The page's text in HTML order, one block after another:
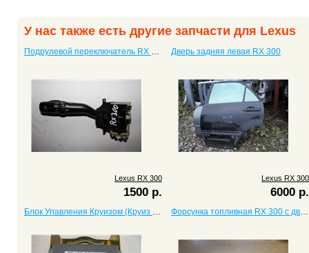
У нас также есть другие запчасти для Lexus
Подрулевой переключатель RX 300
Lexus RX 300
1500 р.
Дверь задняя левая RX 300
Lexus RX 300
6000 р.
Блок Упавления Круизом (Круиз Контроль) RX 300 Форсунка топливная RX 300 с двигателем 3.0